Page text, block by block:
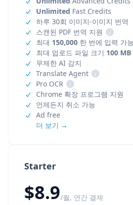
Starter
$8.9/월, 연간 결제
Unlimited Fast Credits
하루 30회 이미지-이미지 번역
스캔된 PDF 번역 지원
i
최대 150,000 한 번에 입력 가
최대 업로드 파일 크기 100 MB
무제한 AI 감지
Translate Agent
i
Pro OCR
i
Chrome 확장 프로그램 지원
언제든지 취소 가능
Ad free
더 보기 →